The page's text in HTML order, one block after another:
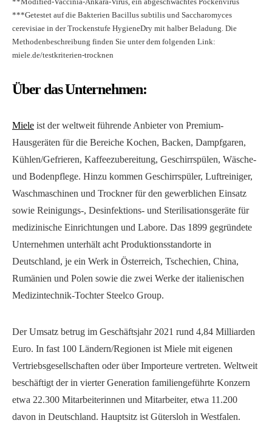
***Getestet auf die Bakterien Bacillus subtilis und Saccharomyces
cerevisiae in der Trockenstufe HygieneDry mit halber Beladung. Die
Methodenbeschreibung finden Sie unter dem folgenden Link:
miele.de/testkriterien-trocknen
Über das Unternehmen:
Miele ist der weltweit führende Anbieter von Premium-
Hausgeräten für die Bereiche Kochen, Backen, Dampfgaren,
Kühlen/Gefrieren, Kaffeezubereitung, Geschirrspülen, Wäsche-
und Bodenpflege. Hinzu kommen Geschirrspüler, Luftreiniger,
Waschmaschinen und Trockner für den gewerblichen Einsatz
sowie Reinigungs-, Desinfektions- und Sterilisationsgeräte für
medizinische Einrichtungen und Labore. Das 1899 gegründete
Unternehmen unterhält acht Produktionsstandorte in
Deutschland, je ein Werk in Österreich, Tschechien, China,
Rumänien und Polen sowie die zwei Werke der italienischen
Medizintechnik-Tochter Steelco Group.
Der Umsatz betrug im Geschäftsjahr 2021 rund 4,84 Milliarden
Euro. In fast 100 Ländern/Regionen ist Miele mit eigenen
Vertriebsgesellschaften oder über Importeure vertreten. Weltweit
beschäftigt der in vierter Generation familiengeführte Konzern
etwa 22.300 Mitarbeiterinnen und Mitarbeiter, etwa 11.200
davon in Deutschland. Hauptsitz ist Gütersloh in Westfalen.